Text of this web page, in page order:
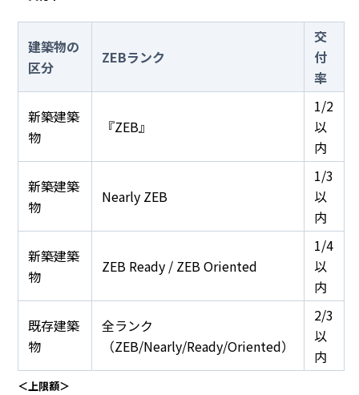
建築物の
区分
ZEBランク
交
付
率
新築建築
物
『ZEB』
1/2
以
内
新築建築
物
Nearly ZEB
1/3
以
内
新築建築
物
ZEB Ready / ZEB Oriented
1/4
以
内
既存建築
物
全ランク
（ZEB/Nearly/Ready/Oriented）
2/3
以
内
＜上限額＞